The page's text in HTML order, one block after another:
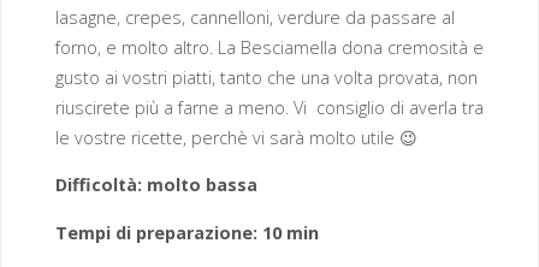
lasagne, crepes, cannelloni, verdure da passare al
forno, e molto altro. La Besciamella dona cremosità e
gusto ai vostri piatti, tanto che una volta provata, non
riuscirete più a farne a meno. Vi consiglio di averla tra
le vostre ricette, perchè vi sarà molto utile 😉
Difficoltà: molto bassa
Tempi di preparazione: 10 min